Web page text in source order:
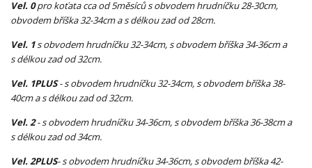
Vel. 0pro koťata cca od 5měsíců s obvodem hrudníčku 28-30cm,
obvodem bříška 32-34cm a s délkou zad od 28cm.
Vel. 1s obvodem hrudníčku 32-34cm, s obvodem bříška 34-36cm a
s délkou zad od 32cm.
Vel. 1PLUS- s obvodem hrudníčku 32-34cm, s obvodem bříška 38-
40cm a s délkou zad od 32cm.
Vel. 2- s obvodem hrudníčku 34-36cm, s obvodem bříška 36-38cm a
s délkou zad od 34cm.
Vel. 2PLUS- s obvodem hrudníčku 34-36cm, s obvodem bříška 42-